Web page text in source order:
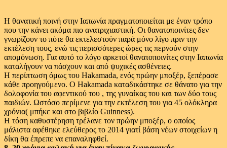
Η θανατική ποινή στην Ιαπωνία πραγματοποιείται με έναν τρόπο
που την κάνει ακόμα πιο ανατριχιαστική. Οι θανατοποινίτες δεν
γνωρίζουν το πότε θα εκτελεστούν παρά μόνο λίγο πριν την
εκτέλεση τους, ενώ τις περισσότερες ώρες τις περνούν στην
απομόνωση. Για αυτό το λόγο αρκετοί θανατοποινίτες στην Ιαπωνία
καταλήγουν να πάσχουν και από ψυχικές ασθένειες.
Η περίπτωση όμως του Hakamada, ενός πρώην μποξέρ, ξεπέρασε
κάθε προηγούμενο. Ο Hakamada καταδικάστηκε σε θάνατο για την
δολοφονία του αφεντικού του , της γυναίκας του και των δύο τους
παιδιών. Ωστόσο περίμενε για την εκτέλεση του για 45 ολόκληρα
χρόνια( μπήκε και στο βιβλίο Guinness).
Η τόση καθυστέρηση τρέλανε τον πρώην μποξέρ, ο οποίος
μάλιστα αφέθηκε ελεύθερος το 2014 γιατί βάση νέων στοιχείων η
δίκη θα έπρεπε να επαναληφθεί.